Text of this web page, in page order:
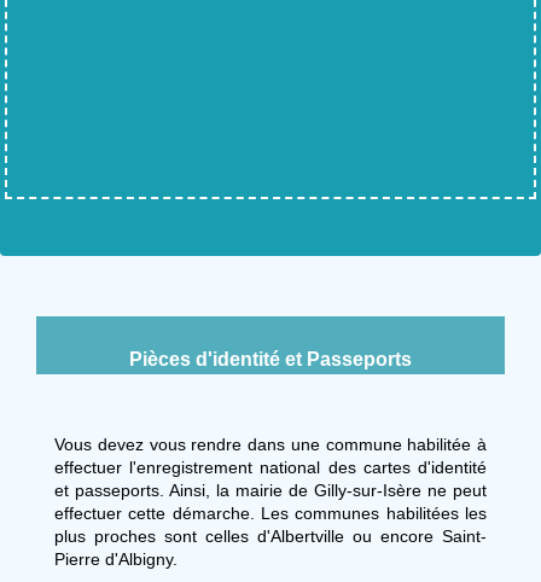
Pièces d'identité et Passeports
Vous devez vous rendre dans une commune habilitée à
effectuer l'enregistrement national des cartes d'identité
et passeports. Ainsi, la mairie de Gilly-sur-Isère ne peut
effectuer cette démarche. Les communes habilitées les
plus proches sont celles d'Albertville ou encore Saint-
Pierre d'Albigny.